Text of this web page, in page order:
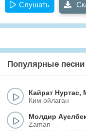
Слушать
Популярные песни
Кайрат Нуртас,
Ким ойлаган
Молдир
Zaman